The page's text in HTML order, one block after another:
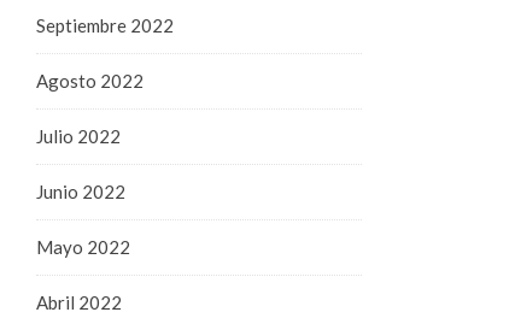
Septiembre 2022
Agosto 2022
Julio 2022
Junio 2022
Mayo 2022
Abril 2022